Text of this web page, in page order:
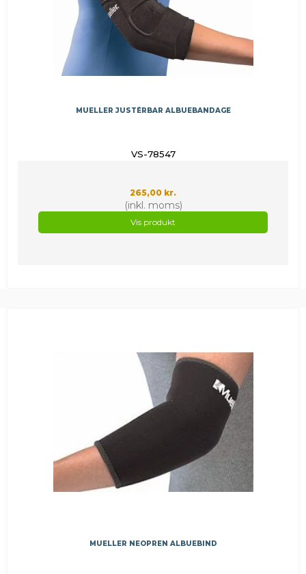
MUELLER JUSTÉRBAR ALBUEBANDAGE
VS-78547
265,00 kr.
(inkl. moms)
Vis produkt
MUELLER NEOPREN ALBUEBIND